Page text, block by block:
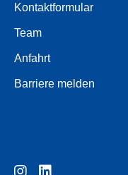
Kontaktformular
Team
Anfahrt
Barriere melden